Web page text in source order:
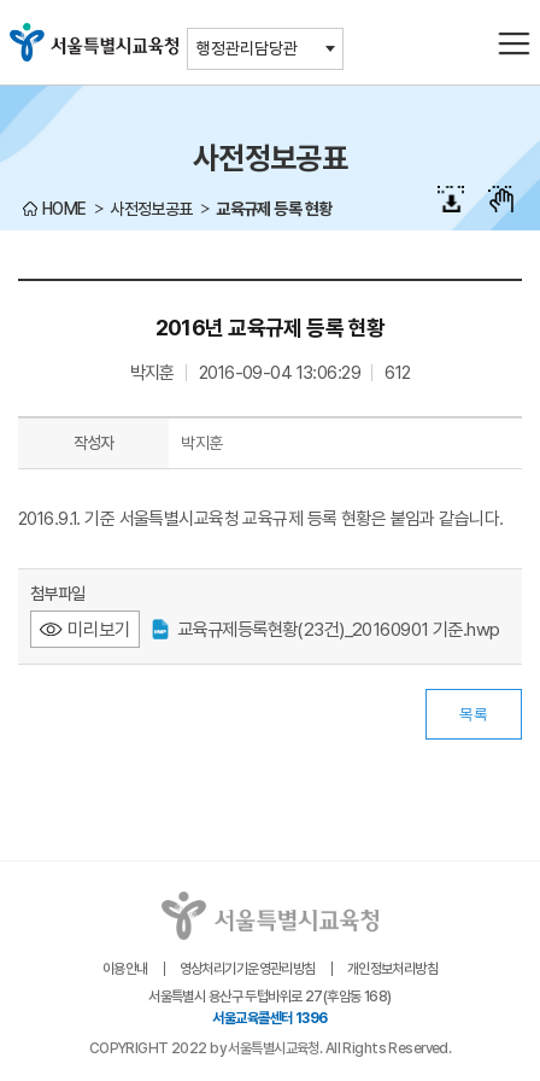
행정관리담당관
사전정보공표
HOME 사전정보공표 교육규제 등록 현황
2016년 교육규제 등록 현황
박지훈 2016-09-04 13:06:29 612
작성자 박지훈
2016.9.1. 기준 서울특별시교육청 교육규제 등록 현황은 붙임과 같습니다.
첨부파일
미리보기 교육규제등록현황(23건)_20160901 기준.hwp
목록
이용안내 영상처리기기운영관리방침
개인정보처리방침
서울특별시 용산구 두텁바위로 27(후암동 168)
서울교육콜센터 1396
COPYRIGHT 2022 by 서울특별시교육청. All Rights Reserved.